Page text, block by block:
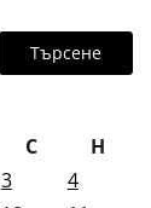
Търсене
С
Н
3
4